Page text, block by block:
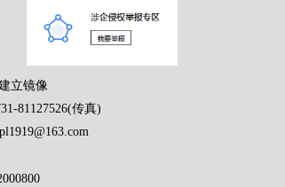
立镜像
81127526(传真)